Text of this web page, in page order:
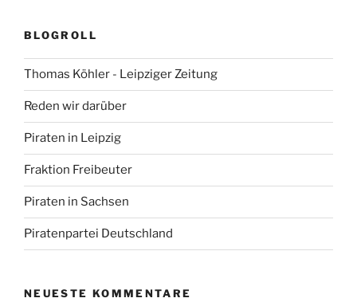
BLOGROLL
Thomas Köhler - Leipziger Zeitung
Reden wir darüber
Piraten in Leipzig
Fraktion Freibeuter
Piraten in Sachsen
Piratenpartei Deutschland
NEUESTE KOMMENTARE